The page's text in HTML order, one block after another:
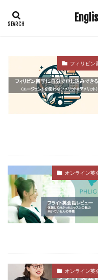
フィリピン
オンライン英
オンライン英